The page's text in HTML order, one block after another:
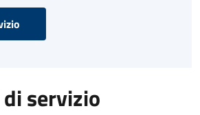
servizio